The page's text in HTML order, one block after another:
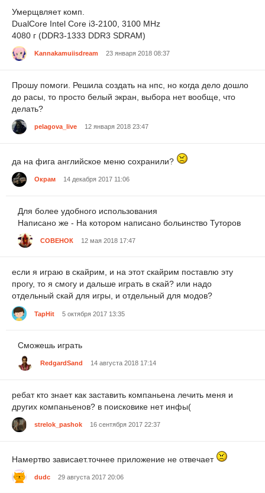
Умерщвляет комп.
DualCore Intel Core i3-2100, 3100 MHz
4080 г (DDR3-1333 DDR3 SDRAM)
Kannakamuiisdream 23 января 2018 08:37
Прошу помоги. Решила создать на нпс, но когда дело дошло
до расы, то просто белый экран, выбора нет вообще, что
делать?
pelagova_live 12 января 2018 23:47
да на фига английское меню сохранили?
Окрам 14 декабря 2017 11:06
Для более удобного использования
Написано же - На котором написано больинство Туторов
СОВЕНОК 12 мая 2018 17:47
если я играю в скайрим, и на этот скайрим поставлю эту
прогу, то я смогу и дальше играть в скай? или надо
отдельный скай для игры, и отдельный для модов?
TapHit 5 октября 2017 13:35
Сможешь играть
RedgardSand 14 августа 2018 17:14
ребат кто знает как заставить компаньена лечить меня и
других компаньенов? в поисковике нет инфы(
strelok_pashok 16 сентября 2017 22:37
Намертво зависает.точнее приложение не отвечает
dudc 29 августа 2017 20:06